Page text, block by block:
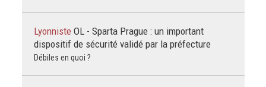
Lyonniste OL - Sparta Prague : un important
dispositif de sécurité validé par la préfecture
Débiles en quoi ?